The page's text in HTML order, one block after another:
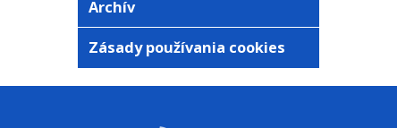
Archív
Zásady používania cookies